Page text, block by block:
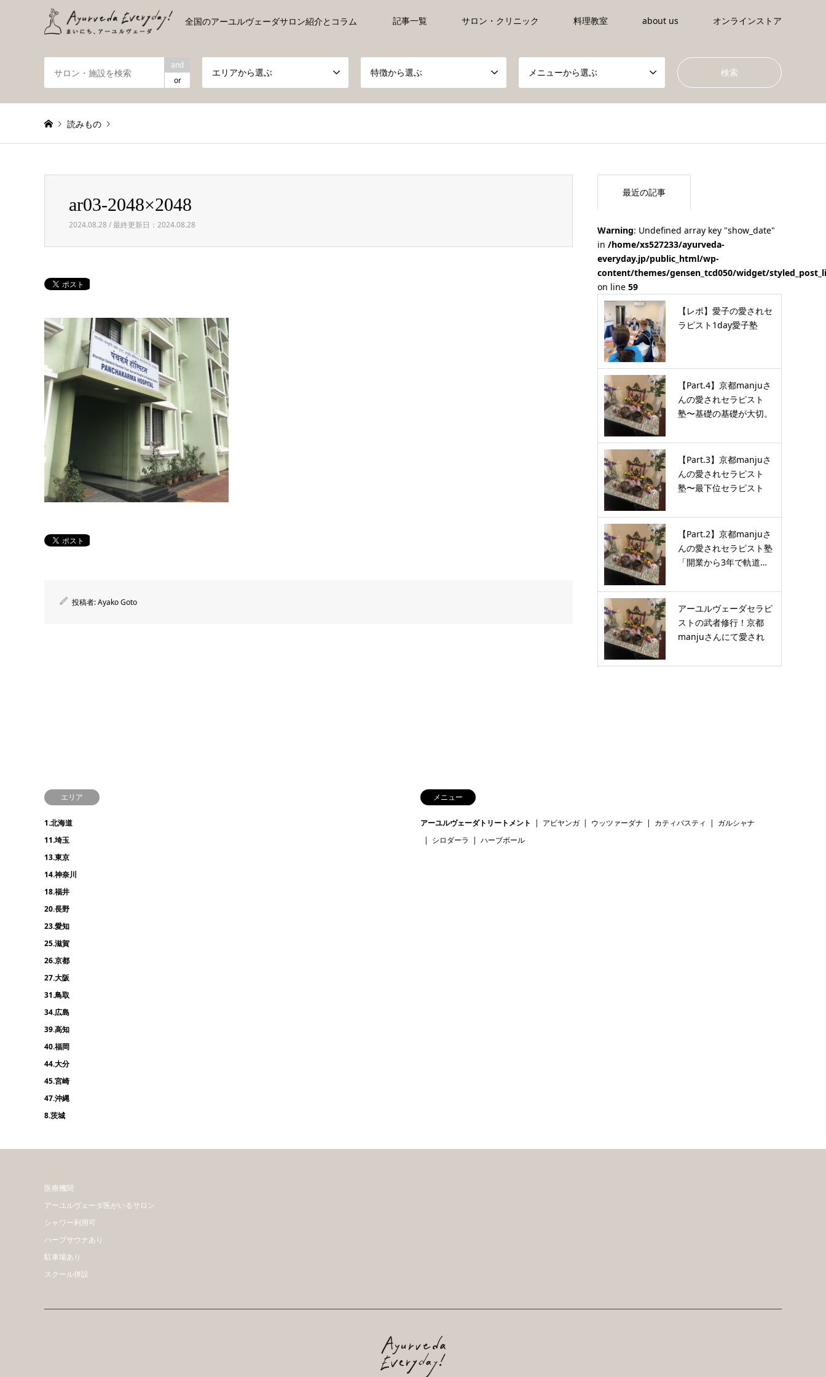
全国のアーユルヴェーダサロン紹介とコラム 記事一覧 サロン・クリニック 料理教室 about us オンラインストア
and
or
エリアから選ぶ 特徴から選ぶ メニューから選ぶ
読みもの
ar03-2048×2048
ar03-2048×2048
2024.08.28 / 最終更新日：2024.08.28
投稿者:Ayako Goto
最近の記事
Warning: Undefined array key "show_date"
in /home/xs527233/ayurveda-
everyday.jp/public_html/wp-
content/themes/gensen_tcd050/widget/
on line 59
【レポ】愛子の愛されセ
ラピスト1day愛子塾
【Part.4】京都manjuさ
んの愛されセラピスト
塾〜基礎の基礎が大切。
【Part.3】京都manjuさ
んの愛されセラピスト
塾〜最下位セラピスト
【Part.2】京都manjuさ
んの愛されセラピスト塾
「開業から3年で軌道…
アーユルヴェーダセラピ
ストの武者修行！京都
manjuさんにて愛され
エリア
1.北海道
11.埼玉
13.東京
14.神奈川
18.福井
20.長野
23.愛知
25.滋賀
26.京都
27.大阪
31.鳥取
34.広島
39.高知
40.福岡
44.大分
45.宮崎
47.沖縄
8.茨城
メニュー
アーユルヴェーダトリートメント アビヤンガ ウッツァーダナ カティバスティ
ガルシャナ
シロダーラ
ハーブボール
医療機関
アーユルヴェーダ医がいるサロン
シャワー利用可
ハーブサウナあり
駐車場あり
スクール併設